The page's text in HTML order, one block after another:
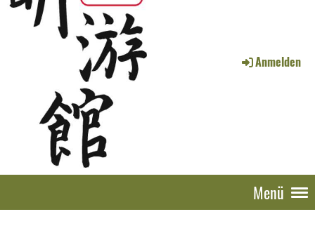
Anmelden
Menü